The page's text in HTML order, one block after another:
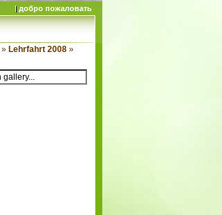
добро пожаловать
» Lehrfahrt 2008 »